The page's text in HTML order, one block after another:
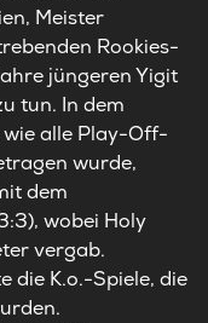
Meister
Rookies-
jüngeren Yigit
tun. In dem
alle Play-Off-
wurde,
dem
wobei Holy
vergab.
die K.o.-Spiele, die